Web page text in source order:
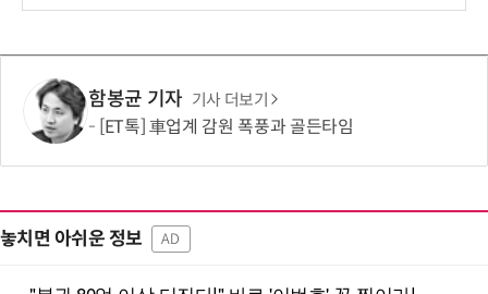
함봉균 기자 기사 더보기
[ET톡] 車업계 감원 폭풍과 골든타임
놓치면 아쉬운 정보 AD